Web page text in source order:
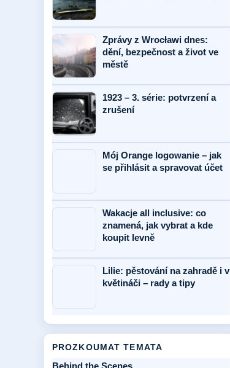
Zprávy z Wrocławi dnes:
dění, bezpečnost a život ve
městě
1923 – 3. série: potvrzení a
zrušení
Mój Orange logowanie – jak
se přihlásit a spravovat účet
Wakacje all inclusive: co
znamená, jak vybrat a kde
koupit levně
Lilie: pěstování na zahradě i v
květináči – rady a tipy
PROZKOUMAT TEMATA
Behind the Scenes